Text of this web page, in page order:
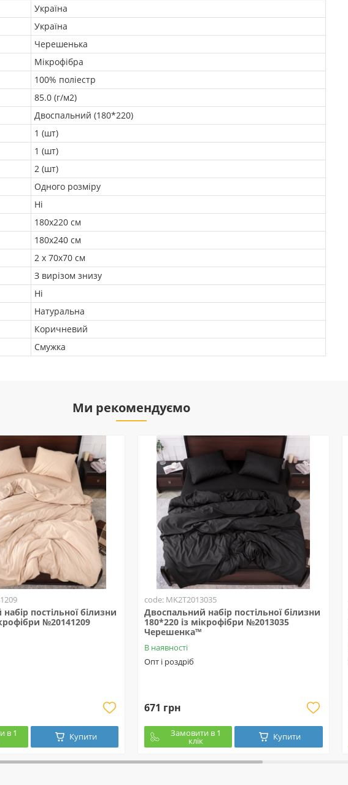
Україна
Україна
Черешенька
Мікрофібра
100% поліестр
85.0 (г/м2)
Двоспальний (180*220)
1 (шт)
1 (шт)
2 (шт)
Одного розміру
Ні
180х220 см
180x240 см
2 х 70х70 см
З вирізом знизу
Ні
Натуральна
Коричневий
Смужка
Ми рекомендуємо
постільної білизни
№20141209
в 1 Купити
code: MK2T2013035
Двоспальний набір постільної білизни
180*220 із мікрофібри №2013035
Черешенка™
В наявності
Опт і роздріб
671 грн
Замовити в 1
клік Купити